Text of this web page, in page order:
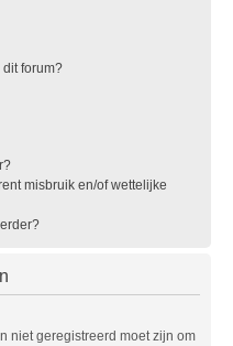
forum?
misbruik en/of wettelijke
niet geregistreerd moet zijn om